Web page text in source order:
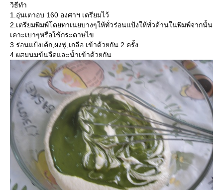
วิธีทำ
1.อุ่นเตาอบ 160 องศาฯ เตรียมไว้
2.เตรียมพิมพ์โดยทาเนยบางๆให้ทั่วร่อนแป้งให้ทั่วด้านในพิมพ์จากนั้น
เคาะเบาๆหรือใช้กระดาษไข
3.ร่อนแป้งเค้ก,ผงฟู,เกลือ เข้าด้วยกัน 2 ครั้ง
4.ผสมนมข้นจืดและน้ำเข้าด้วยกัน